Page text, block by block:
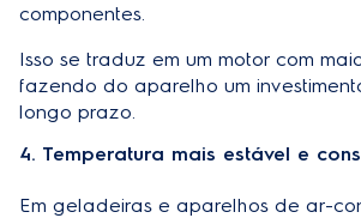
componentes.
Isso se traduz em um motor com
fazendo do aparelho um
longo prazo.
4. Temperatura mais estável e
Em geladeiras e aparelhos de ar-